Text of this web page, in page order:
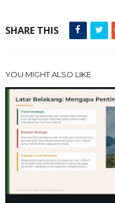
SHARE THIS
YOU MIGHT ALSO LIKE